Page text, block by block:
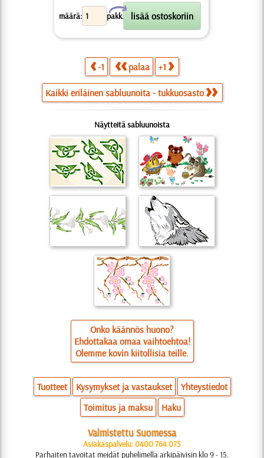
määrä: pakk.
X
-1 palaa +1
Kaikki eriläinen sabluunoita - tukkuosasto
Näytteitä sabluunoista
Onko käännös huono?
Ehdottakaa omaa vaihtoehtoa!
Olemme kovin kiitollisia teille.
Tuotteet Kysymykset ja vastaukset
Yhteystiedot
Toimitus ja maksu
Haku
Valmistettu Suomessa
Asiakaspalvelu: 0400 764 075
Parhaiten tavoitat meidät puhelimella arkipäivisin klo 9 - 15.